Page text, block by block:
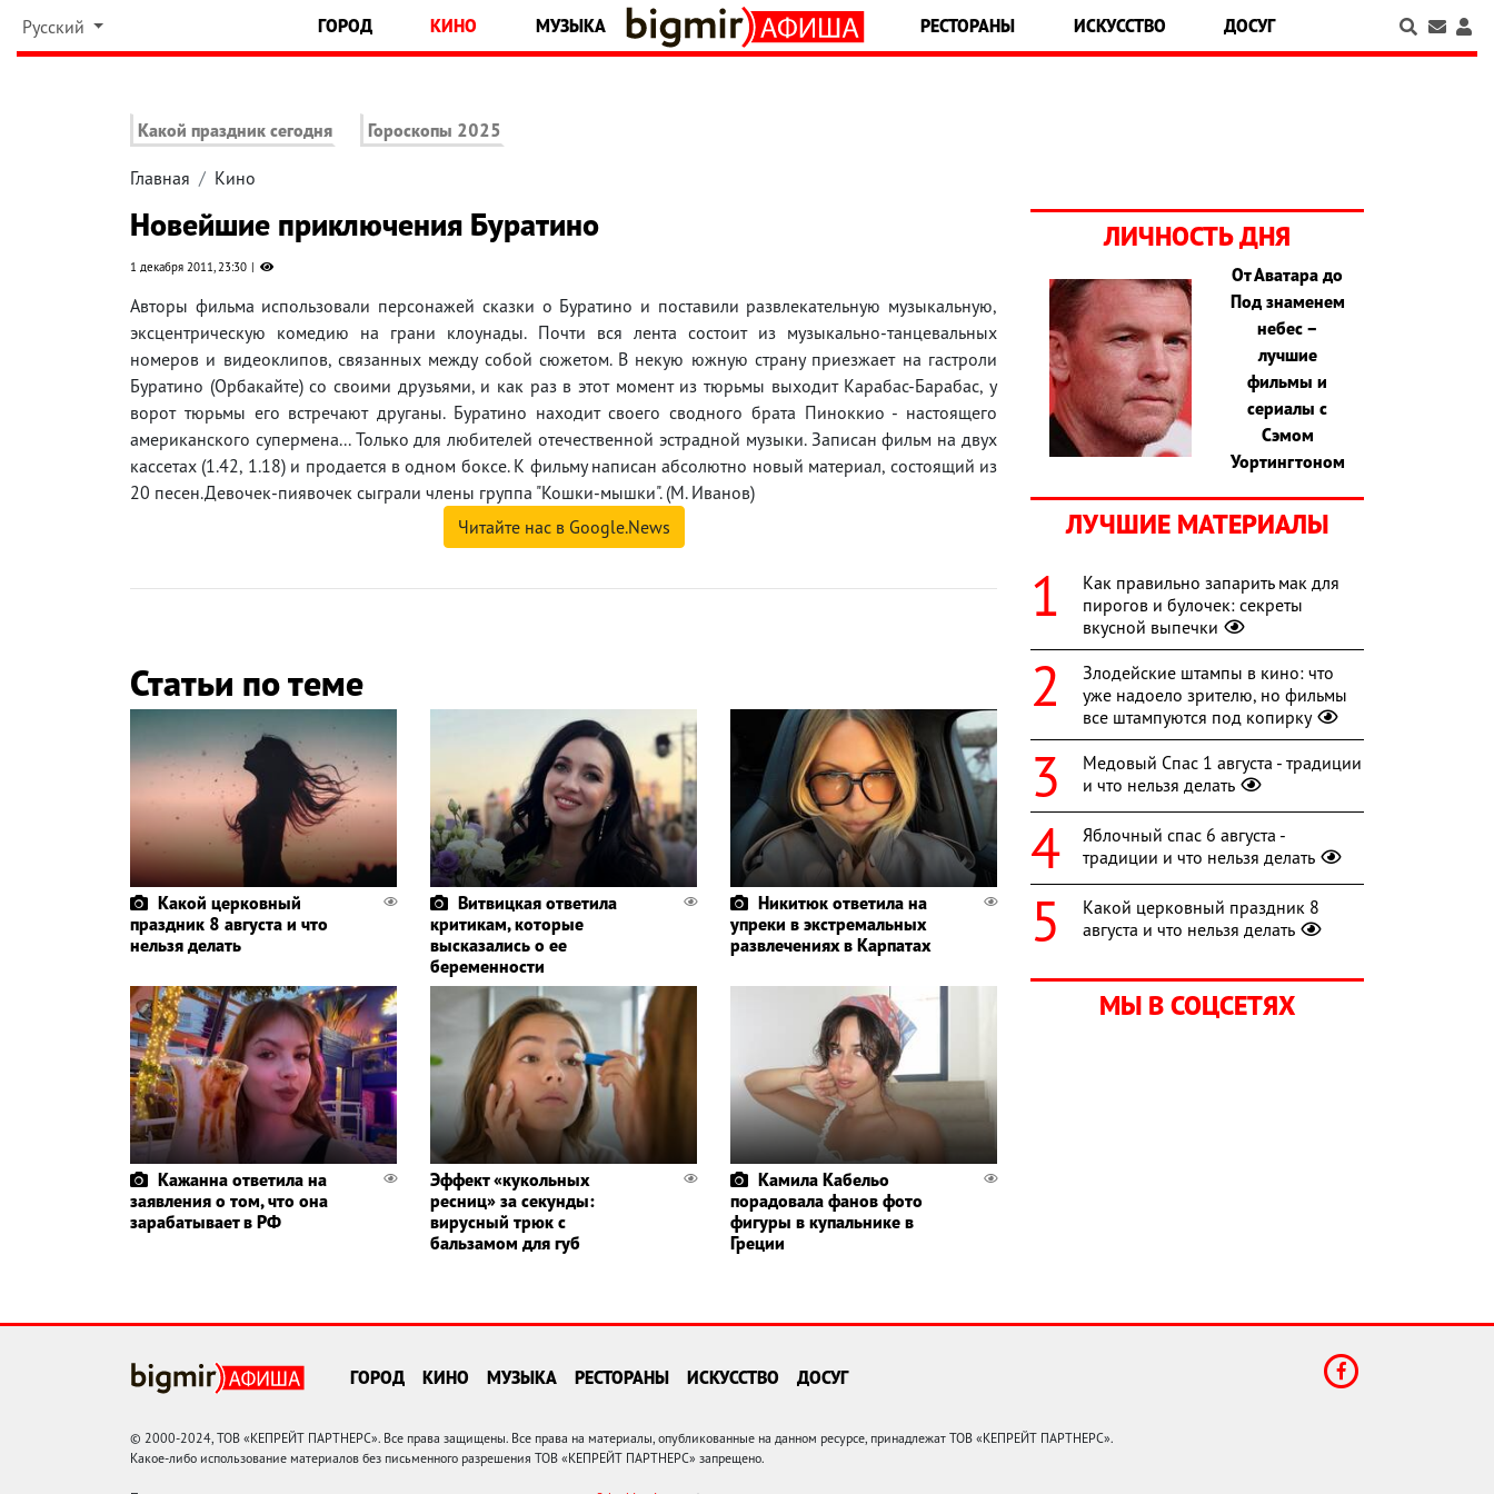
Русский ГОРОД КИНО МУЗЫКА РЕСТОРАНЫ ИСКУССТВО ДОСУГ
Какой праздник сегодня Гороскопы 2025
Главная Кино
Новейшие приключения Буратино
1 декабря 2011, 23:30
Авторы фильма использовали персонажей сказки о Буратино и поставили развлекательную музыкальную,
эксцентрическую комедию на грани клоунады. Почти вся лента состоит из музыкально-танцевальных
номеров и видеоклипов, связанных между собой сюжетом. В некую южную страну приезжает на гастроли
Буратино (Орбакайте) со своими друзьями, и как раз в этот момент из тюрьмы выходит Карабас-Барабас, у
ворот тюрьмы его встречают друганы. Буратино находит своего сводного брата Пиноккио - настоящего
американского супермена... Только для любителей отечественной эстрадной музыки. Записан фильм на двух
кассетах (1.42, 1.18) и продается в одном боксе. К фильму написан абсолютно новый материал, состоящий из
20 песен.Девочек-пиявочек сыграли члены группа "Кошки-мышки". (М. Иванов)
Читайте нас в Google.News
Статьи по теме
Какой церковный
праздник 8 августа и что
нельзя делать
Витвицкая ответила
критикам, которые
высказались о ее
беременности
Никитюк ответила на
упреки в экстремальных
развлечениях в Карпатах
Кажанна ответила на
заявления о том, что она
зарабатывает в РФ
Эффект «кукольных
ресниц» за секунды:
вирусный трюк с
бальзамом для губ
Камила Кабельо
порадовала фанов фото
фигуры в купальнике в
Греции
ЛИЧНОСТЬ ДНЯ
От Аватара до
Под знаменем
небес –
лучшие
фильмы и
сериалы с
Сэмом
Уортингтоном
ЛУЧШИЕ МАТЕРИАЛЫ
Как правильно запарить мак для
пирогов и булочек: секреты
вкусной выпечки
Злодейские штампы в кино: что
уже надоело зрителю, но фильмы
все штампуются под копирку
Медовый Спас 1 августа - традиции
и что нельзя делать
Яблочный спас 6 августа -
традиции и что нельзя делать
Какой церковный праздник 8
августа и что нельзя делать
МЫ В СОЦСЕТЯХ
ГОРОД КИНО МУЗЫКА РЕСТОРАНЫ ИСКУССТВО ДОСУГ
© 2000-2024, ТОВ «КЕПРЕЙТ ПАРТНЕРС». Все права защищены. Все права на материалы, опубликованные на данном ресурсе, принадлежат ТОВ «КЕПРЕЙТ ПАРТНЕРС».
Какое-либо использование материалов без письменного разрешения ТОВ «КЕПРЕЙТ ПАРТНЕРС» запрещено.